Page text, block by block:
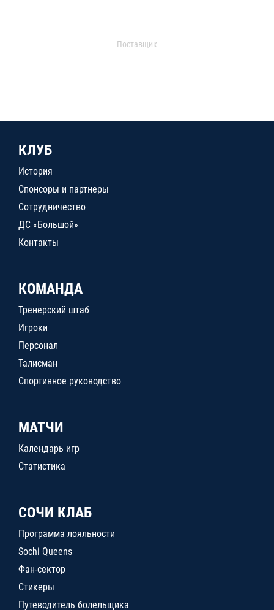
Поставщик
КЛУБ
История
Спонсоры и партнеры
Сотрудничество
ДС «Большой»
Контакты
КОМАНДА
Тренерский штаб
Игроки
Персонал
Талисман
Спортивное руководство
МАТЧИ
Календарь игр
Статистика
СОЧИ КЛАБ
Программа лояльности
Sochi Queens
Фан-сектор
Стикеры
Путеводитель болельщика